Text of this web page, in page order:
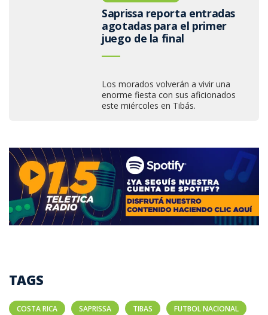
Saprissa reporta entradas
agotadas para el primer
juego de la final
Los morados volverán a vivir una
enorme fiesta con sus aficionados
este miércoles en Tibás.
TAGS
COSTA RICA SAPRISSA TIBAS FUTBOL NACIONAL